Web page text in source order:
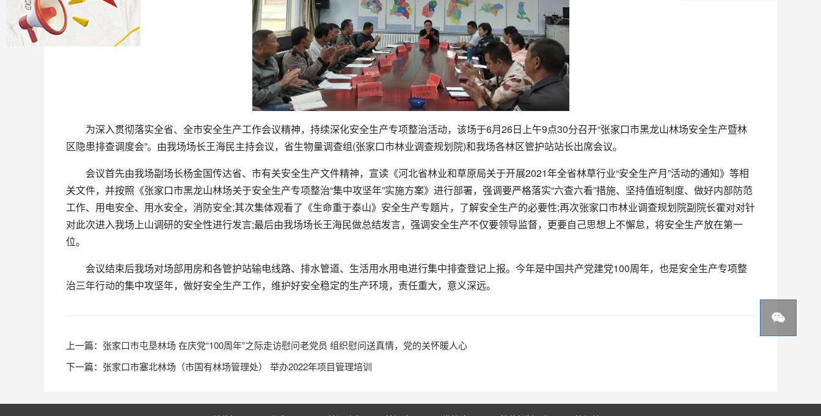
为深入贯彻落实全省、全市安全生产工作会议精神，持续深化安全生产专项整治活动，该场于6月26日上午9点30分召开“张家口市黑龙山林场安全生产暨林
区隐患排查调度会”。由我场场长王海民主持会议，省生物量调查组(张家口市林业调查规划院)和我场各林区管护站站长出席会议。
会议首先由我场副场长杨金国传达省、市有关安全生产文件精神，宣读《河北省林业和草原局关于开展2021年全省林草行业“安全生产月”活动的通知》等相
关文件，并按照《张家口市黑龙山林场关于安全生产专项整治“集中攻坚年”实施方案》进行部署，强调要严格落实“六查六看”措施、坚持值班制度、做好内部防范
工作、用电安全、用水安全，消防安全;其次集体观看了《生命重于泰山》安全生产专题片，了解安全生产的必要性;再次张家口市林业调查规划院副院长霍对对针
对此次进入我场上山调研的安全性进行发言;最后由我场场长王海民做总结发言，强调安全生产不仅要领导监督，更要自己思想上不懈怠，将安全生产放在第一
位。
会议结束后我场对场部用房和各管护站输电线路、排水管道、生活用水用电进行集中排查登记上报。今年是中国共产党建党100周年，也是安全生产专项整
治三年行动的集中攻坚年，做好安全生产工作，维护好安全稳定的生产环境，责任重大，意义深远。
张家口市屯垦林场 在庆党“100周年”之际走访慰问老党员 组织慰问送真情，党的关怀暖人心
张家口市塞北林场（市国有林场管理处） 举办2022年项目管理培训